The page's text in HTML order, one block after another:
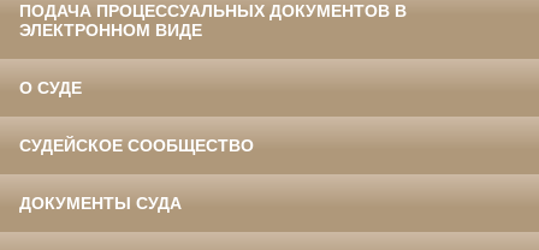
ПОДАЧА ПРОЦЕССУАЛЬНЫХ ДОКУМЕНТОВ В
ЭЛЕКТРОННОМ ВИДЕ
О СУДЕ
СУДЕЙСКОЕ СООБЩЕСТВО
ДОКУМЕНТЫ СУДА